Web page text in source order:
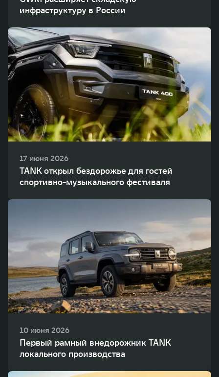
инфраструктуру в России
17 июня 2026
TANK открыл бездорожье для гостей
спортивно-музыкального фестиваля
10 июня 2026
Первый рамный внедорожник TANK
локального производства